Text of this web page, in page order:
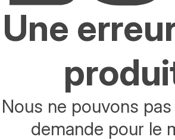
Une
Nous ne pouvons
demande pour le